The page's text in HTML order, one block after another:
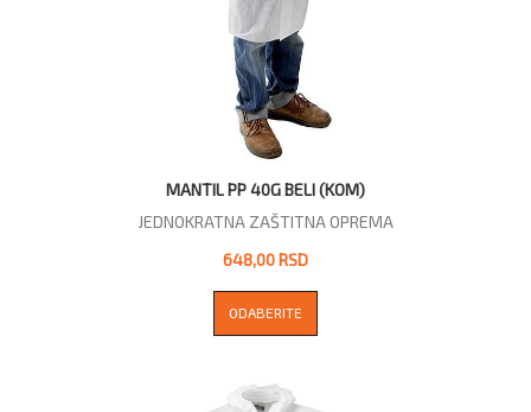
MANTIL PP 40G BELI (KOM)
JEDNOKRATNA ZAŠTITNA OPREMA
648,00 RSD
ODABERITE